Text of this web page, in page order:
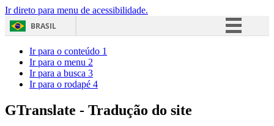
Ir direto para menu de acessibilidade.
BRASIL
Acesso à informação
Ir para o conteúdo 1
Ir para o menu 2
Ir para a busca 3
Ir para o rodapé 4
GTranslate - Tradução do site